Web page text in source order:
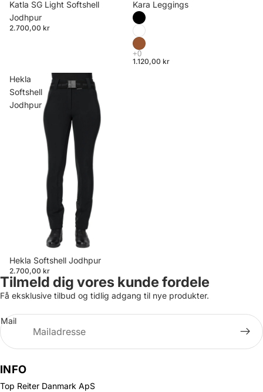
Katla SG Light Softshell
Jodhpur
2.700,00 kr
Kara Leggings
1.120,00 kr
Hekla
Softshell
Jodhpur
Hekla Softshell Jodhpur
2.700,00 kr
Tilmeld dig vores kunde fordele
Få eksklusive tilbud og tidlig adgang til nye produkter.
Mail
INFO
Top Reiter Danmark ApS